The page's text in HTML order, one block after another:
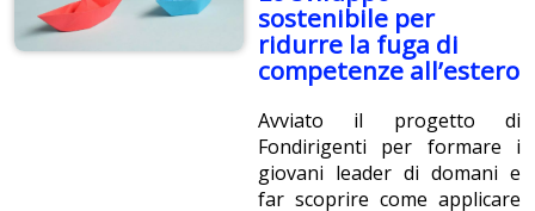
sostenibile per
ridurre la fuga di
competenze all’estero
Avviato il progetto di
Fondirigenti per formare i
giovani leader di domani e
far scoprire come applicare